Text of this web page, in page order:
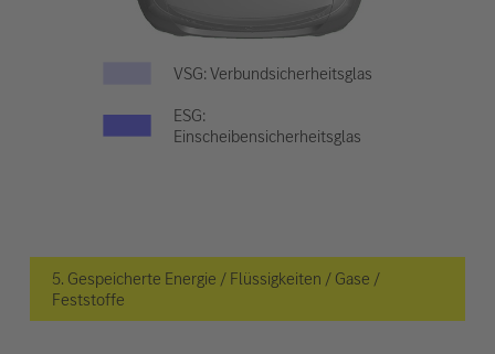
VSG: Verbundsicherheitsglas
ESG:
Einscheibensicherheitsglas
5. Gespeicherte Energie / Flüssigkeiten / Gase /
Feststoffe